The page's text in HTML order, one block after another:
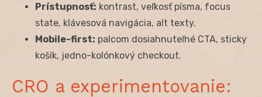
Prístupnosť: kontrast, veľkosť písma, focus
state, klávesová navigácia, alt texty.
Mobile-first: palcom dosiahnuteľné CTA, sticky
košík, jedno-kolónkový checkout.
CRO a experimentovanie: